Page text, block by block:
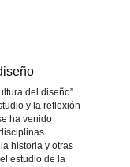
del diseño”
y la reflexión
ha venido
historia y otras
estudio de la